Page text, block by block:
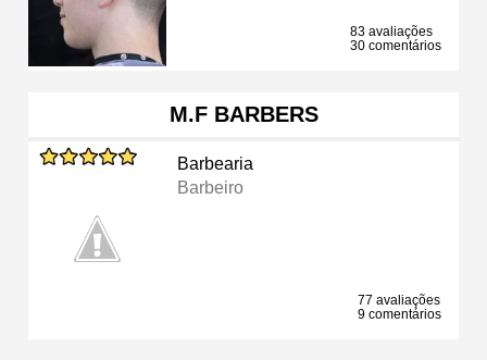
83 avaliações
30 comentários
M.F BARBERS
Barbearia
Barbeiro
77 avaliações
9 comentários